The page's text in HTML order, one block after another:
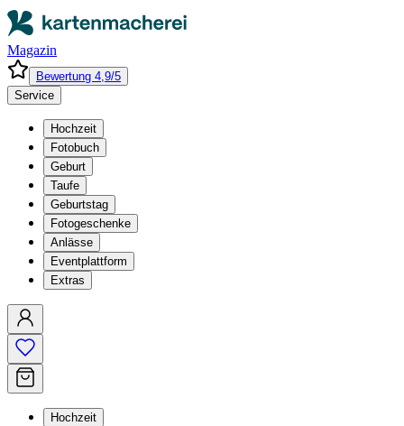
Magazin
Bewertung 4,9/5
Service
Hochzeit
Fotobuch
Geburt
Taufe
Geburtstag
Fotogeschenke
Anlässe
Eventplattform
Extras
Hochzeit